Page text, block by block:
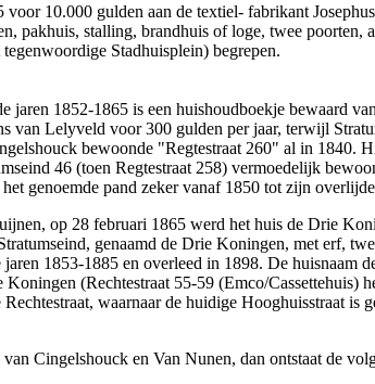
10.000 gulden aan de textiel- fabrikant
pakhuis, stalling, brandhuis of loge, twee
Stadhuisplein) begrepen.
jaren 1852-1865 is een huishoudboekje bewaard
van Lelyveld voor 300 gulden per jaar, terwijl
bewoonde "Regtestraat 260" al in 1840.
46 (toen Regtestraat 258) vermoedelijk
genoemde pand zeker vanaf 1850 tot zijn
op 28 februari 1865 werd het huis de Drie
genaamd de Drie Koningen, met erf,
1853-1885 en overleed in 1898. De
(Rechtestraat 55-59 (Emco/
waarnaar de huidige Hooghuisstraat
Cingelshouck en Van Nunen, dan ontstaat de